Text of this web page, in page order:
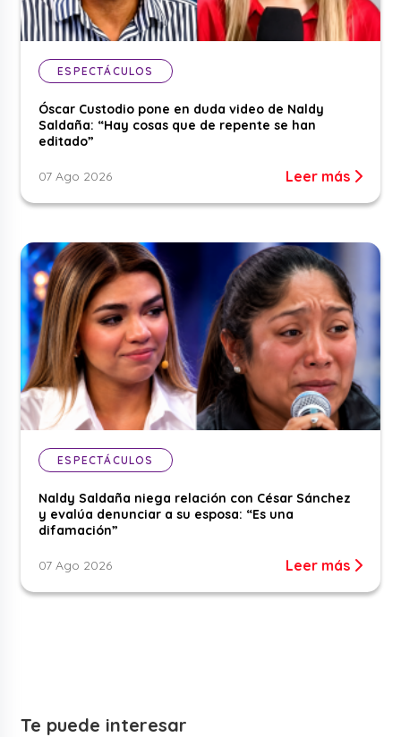
ESPECTÁCULOS
Óscar Custodio pone en duda video de Naldy
Saldaña: “Hay cosas que de repente se han
editado”
07 Ago 2026 Leer más
ESPECTÁCULOS
Naldy Saldaña niega relación con César Sánchez
y evalúa denunciar a su esposa: “Es una
difamación”
07 Ago 2026 Leer más
Te puede interesar